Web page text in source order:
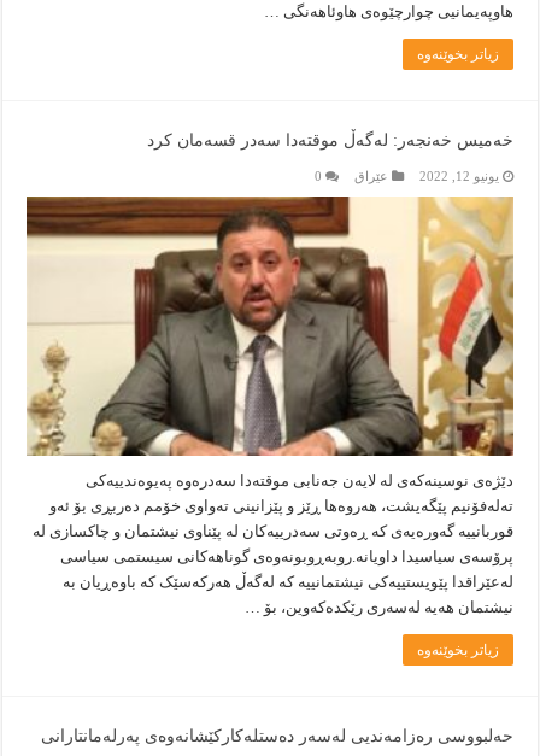
هاوپەیمانیى چوارچێوەى هاوئاهەنگى …
زیاتر بخوێنەوە
خەمیس خەنجەر: لەگەڵ موقتەدا سەدر قسەمان کرد
يونيو 12, 2022 عێراق 0
دێژەی نوسینەکەی لە لایەن جەنابی موقتەدا سەدرەوە پەیوەندییەکی
تەلەفۆنیم پێگەیشت، هەروەها ڕێز و پێزانینی تەواوی خۆمم دەربڕی بۆ ئەو
قوربانییە گەورەیەی کە ڕەوتی سەدرییەکان لە پێناوی نیشتمان و چاکسازی لە
پرۆسەی سیاسیدا داویانە.روبەڕوبونەوەی گوناهەکانی سیستمی سیاسی
لەعێراقدا پێویستییەکی نیشتمانییە کە لەگەڵ هەرکەسێک کە باوەڕیان بە
نیشتمان هەیە لەسەری رێکدەکەوین، بۆ …
زیاتر بخوێنەوە
حه‌لبووسی ره‌زامه‌ندیی له‌سه‌ر ده‌ستله‌كاركێشانه‌وه‌ی په‌رله‌مانتارانی